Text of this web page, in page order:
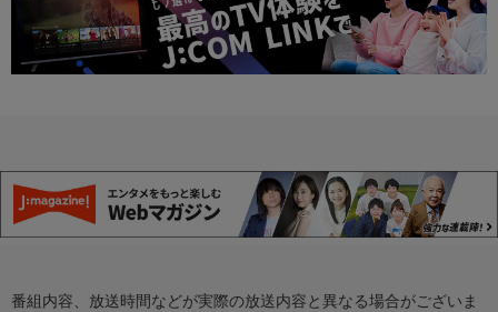
番組内容、放送時間などが実際の放送内容と異なる場合がございま